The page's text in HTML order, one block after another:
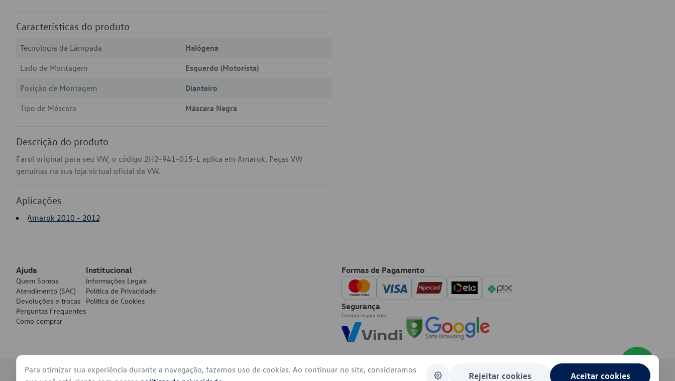
Características do produto
Tecnologia da Lâmpada
Halógena
Lado de Montagem
Esquerdo (Motorista)
Posição de Montagem
Dianteiro
Tipo de Máscara
Máscara Negra
Descrição do produto
Farol original para seu VW, o código 2H2-941-015-L aplica em Amarok. Peças VW
genuínas na sua loja virtual oficial da VW.
Aplicações
Amarok 2010 - 2012
Ajuda
Quem Somos
Atendimento (SAC)
Devoluções e trocas
Perguntas Frequentes
Como comprar
Institucional
Informações Legais
Política de Privacidade
Política de Cookies
Formas de Pagamento
Segurança
Para otimizar sua experiência durante a navegação, fazemos uso de cookies. Ao continuar no site, consideramos
Rejeitar cookies Aceitar cookies